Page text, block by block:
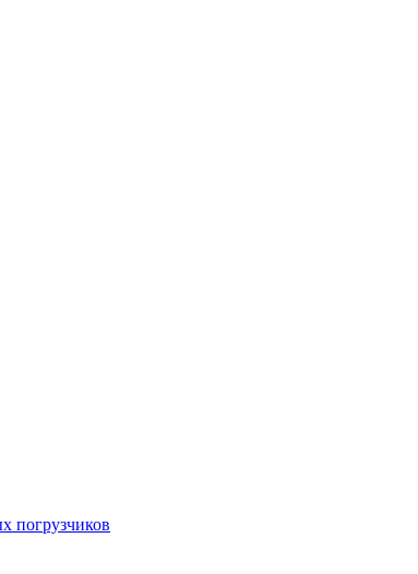
погрузчиков